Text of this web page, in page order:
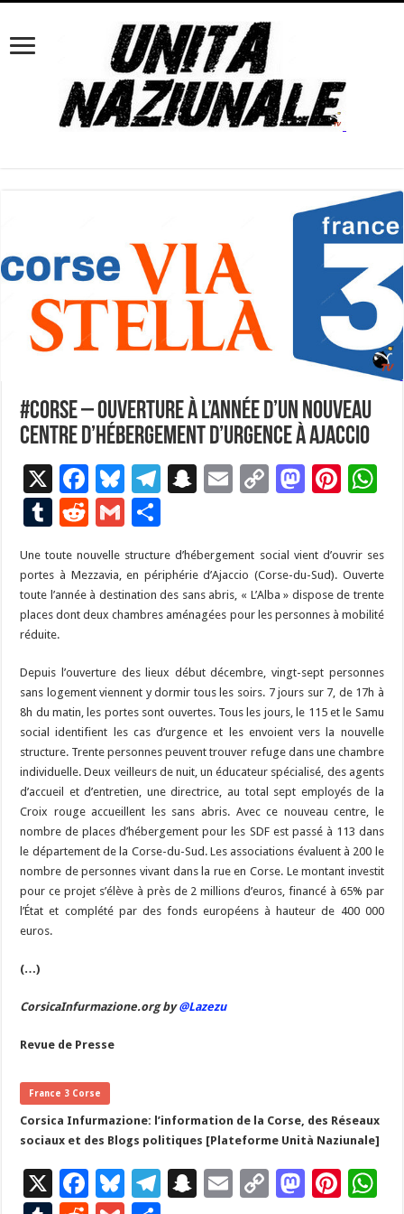
#Corse – Ouverture à l’année d’un nouveau
centre d’hébergement d’urgence à Ajaccio
X
F
ac
e
b
o
o
Bl
u
es
ky
T
gr
a
m
S
p
c
h
E
l
C
y
Li
n
M
d
o
n
Pi
es
t
p
p
T
m
bl
r
R
d
di
t
G
ai
l
ar
ta
g
er
Une toute nouvelle structure d’hébergement social vient d’ouvrir ses
portes à Mezzavia, en périphérie d’Ajaccio (Corse-du-Sud). Ouverte
toute l’année à destination des sans abris, « L’Alba » dispose de trente
places dont deux chambres aménagées pour les personnes à mobilité
réduite.
Depuis l’ouverture des lieux début décembre, vingt-sept personnes
sans logement viennent y dormir tous les soirs. 7 jours sur 7, de 17h à
8h du matin, les portes sont ouvertes. Tous les jours, le 115 et le Samu
social identifient les cas d’urgence et les envoient vers la nouvelle
structure. Trente personnes peuvent trouver refuge dans une chambre
individuelle. Deux veilleurs de nuit, un éducateur spécialisé, des agents
d’accueil et d’entretien, une directrice, au total sept employés de la
Croix rouge accueillent les sans abris. Avec ce nouveau centre, le
nombre de places d’hébergement pour les SDF est passé à 113 dans
le département de la Corse-du-Sud. Les associations évaluent à 200 le
nombre de personnes vivant dans la rue en Corse. Le montant investit
pour ce projet s’élève à près de 2 millions d’euros, financé à 65% par
l’État et complété par des fonds européens à hauteur de 400 000
euros.
(…)
CorsicaInfurmazione.org by@Lazezu
Revue de Presse
France 3 Corse
Corsica Infurmazione: l’information de la Corse, des Réseaux
sociaux et des Blogs politiques [Plateforme Unità Naziunale]
X
F
Bl T
S
E
C
M Pi